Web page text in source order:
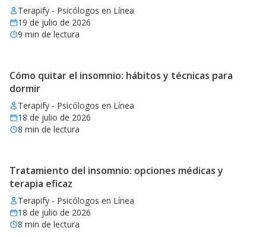
Terapify - Psicólogos en Línea
19 de julio de 2026
9 min de lectura
Cómo quitar el insomnio: hábitos y técnicas para
dormir
Terapify - Psicólogos en Línea
18 de julio de 2026
8 min de lectura
Tratamiento del insomnio: opciones médicas y
terapia eficaz
Terapify - Psicólogos en Línea
18 de julio de 2026
8 min de lectura